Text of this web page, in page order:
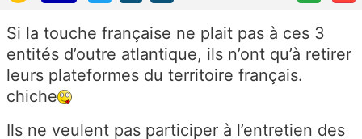
Si la touche française ne plait pas à ces 3
entités d’outre atlantique, ils n’ont qu’à retirer
leurs plateformes du territoire français.
chiche
Ils ne veulent pas participer à l’entretien des